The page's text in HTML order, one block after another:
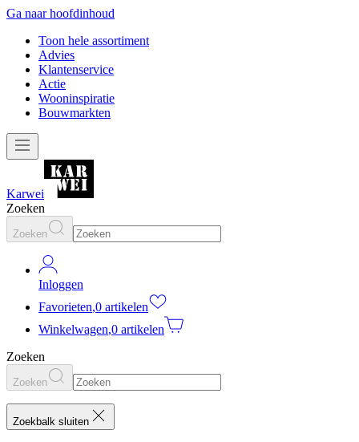
Ga naar hoofdinhoud
Toon hele assortiment
Advies
Klantenservice
Actie
Wooninspiratie
Bouwmarkten
Karwei
Zoeken
Zoeken
Inloggen
Favorieten,0 artikelen
Winkelwagen,0 artikelen
Zoeken
Zoeken
Zoekbalk sluiten